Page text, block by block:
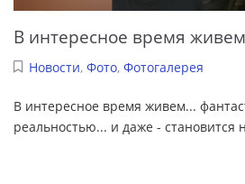
В интересное время
Новости, Фото, Фотогалерея
В интересное время живем...
реальностью... и даже - становится